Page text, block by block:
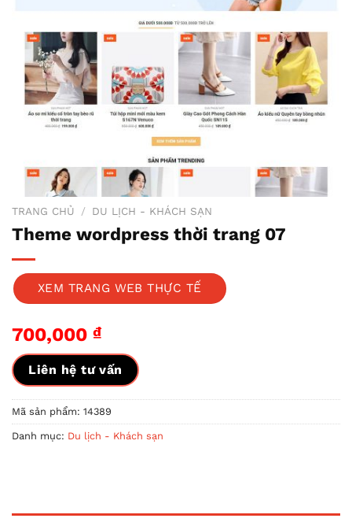
TRANG CHỦ / DU LỊCH - KHÁCH SẠN
Theme wordpress thời trang 07
XEM TRANG WEB THỰC TẾ
700,000 ₫
Liên hệ tư vấn
Mã sản phẩm: 14389
Danh mục: Du lịch - Khách sạn